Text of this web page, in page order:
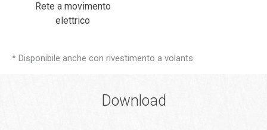
Rete a movimento
elettrico
* Disponibile anche con rivestimento a volants
Download